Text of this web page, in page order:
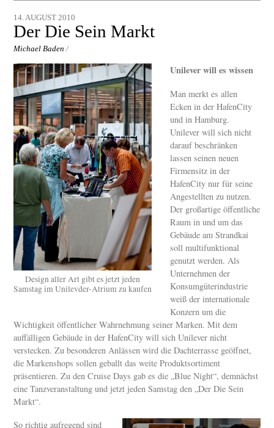
14. AUGUST 2010
Der Die Sein Markt
Michael Baden /
Design aller Art gibt es jetzt jeden
Samstag im Unilevder-Atrium zu kaufen
Unilever will es wissen
Man merkt es allen
Ecken in der HafenCity
und in Hamburg.
Unilever will sich nicht
darauf beschränken
lassen seinen neuen
Firmensitz in der
HafenCity nur für seine
Angestellten zu nutzen.
Der großartige öffentliche
Raum in und um das
Gebäude am Strandkai
soll multifunktional
genutzt werden. Als
Unternehmen der
Konsumgüterindustrie
weiß der internationale
Konzern um die
Wichtigkeit öffentlicher Wahrnehmung seiner Marken. Mit dem
auffälligen Gebäude in der HafenCity will sich Unilever nicht
verstecken. Zu besonderen Anlässen wird die Dachterrasse geöffnet,
die Markenshops sollen geballt das weite Produktsortiment
präsentieren. Zu den Cruise Days gab es die „Blue Night“, demnächst
eine Tanzveranstaltung und jetzt jeden Samstag den „Der Die Sein
Markt“.
So richtig aufregend sind